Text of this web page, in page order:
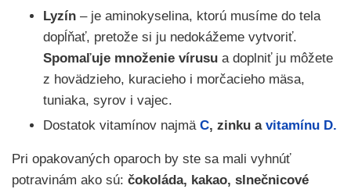
Lyzín – je aminokyselina, ktorú musíme do tela
dopĺňať, pretože si ju nedokážeme vytvoriť.
Spomaľuje množenie vírusu a doplniť ju môžete
z hovädzieho, kuracieho i morčacieho mäsa,
tuniaka, syrov i vajec.
Dostatok vitamínov najmä C, zinku a vitamínu D.
Pri opakovaných oparoch by ste sa mali vyhnúť
potravinám ako sú: čokoláda, kakao, slnečnicové